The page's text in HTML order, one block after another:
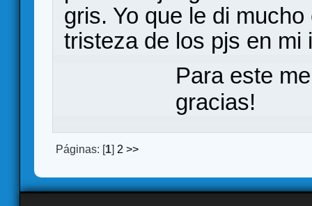
gris. Yo que le di
tristeza de los pjs en mi
Para este
gracias!
Páginas: [1] 2 >>